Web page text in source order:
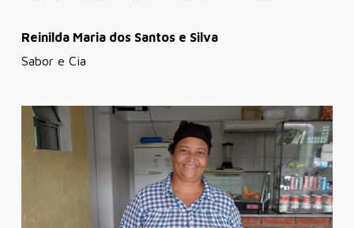
Reinilda Maria dos Santos e Silva
Sabor e Cia